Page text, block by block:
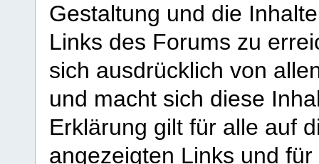
Gestaltung und die
Links des Forums zu
sich ausdrücklich von
und macht sich diese
Erklärung gilt für alle auf
angezeigten Links und